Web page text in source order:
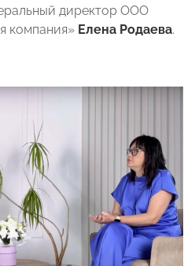
директор ООО
компания» Елена Родаева.